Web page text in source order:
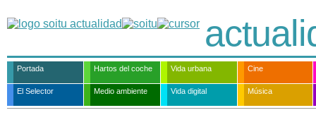
Portada Hartos del coche Vida urbana Cine
El Selector Medio ambiente Vida digital Música